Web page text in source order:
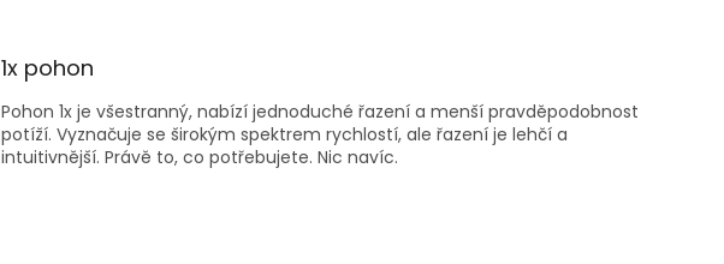
1x pohon
Pohon 1x je všestranný, nabízí jednoduché řazení a menší pravděpodobnost
potíží. Vyznačuje se širokým spektrem rychlostí, ale řazení je lehčí a
intuitivnější. Právě to, co potřebujete. Nic navíc.